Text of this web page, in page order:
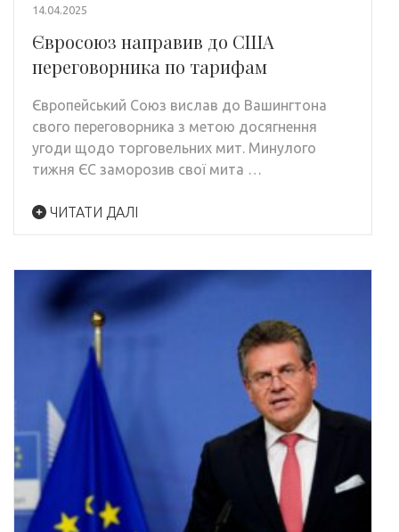
14.04.2025
Євросоюз направив до США
переговорника по тарифам
Європейський Союз вислав до Вашингтона
свого переговорника з метою досягнення
угоди щодо торговельних мит. Минулого
тижня ЄС заморозив свої мита …
ЧИТАТИ ДАЛІ